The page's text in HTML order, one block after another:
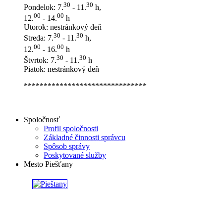
Pondelok: 7.30 - 11.30 h,
12.00 - 14.00 h
Utorok: nestránkový deň
Streda: 7.30 - 11.30 h,
12.00 - 16.00 h
Štvrtok: 7.30 - 11.30 h
Piatok: nestránkový deň
*******************************
Spoločnosť
Profil spoločnosti
Základné činnosti správcu
Spôsob správy
Poskytované služby
Mesto Piešťany